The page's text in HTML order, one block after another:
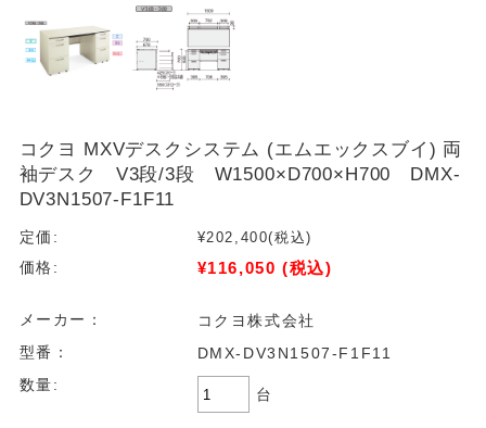
コクヨ MXVデスクシステム (エムエックスブイ) 両
袖デスク V3段/3段 W1500×D700×H700 DMX-
DV3N1507-F1F11
定価: ¥202,400(税込)
価格:
¥116,050 (税込)
メーカー：
コクヨ株式会社
型番：
DMX-DV3N1507-F1F11
数量:
台